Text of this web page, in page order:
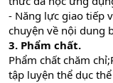
- Năng lực giao tiếp
chuyện về nội dung
3. Phẩm chất.
Phẩm chất chăm
tập luyện thể dục